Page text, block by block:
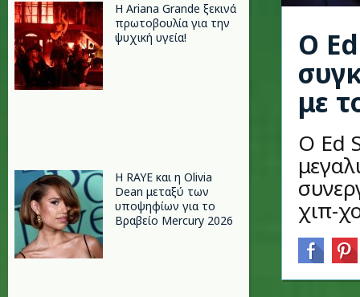
Η Ariana Grande ξεκινά
πρωτοβουλία για την
ψυχική υγεία!
Η RAYE και η Olivia
Dean μεταξύ των
υποψηφίων για το
Βραβείο Mercury 2026
Ο
με
Ο Ed
χιπ-